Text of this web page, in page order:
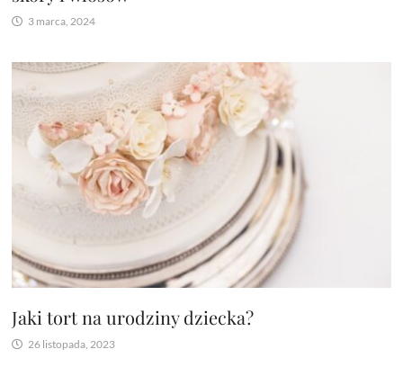
3 marca, 2024
Jaki tort na urodziny dziecka?
26 listopada, 2023